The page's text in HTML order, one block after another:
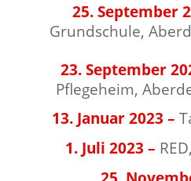
25. September
Grundschule,
23. September
Pflegeheim,
13. Januar 2023 –
1. Juli 2023 –